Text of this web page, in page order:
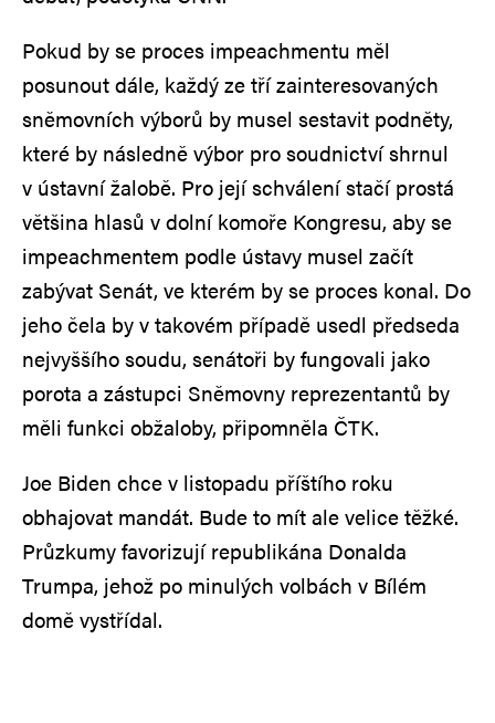
Pokud by se proces impeachmentu měl
posunout dále, každý ze tří zainteresovaných
sněmovních výborů by musel sestavit podněty,
které by následně výbor pro soudnictví shrnul
v ústavní žalobě. Pro její schválení stačí prostá
většina hlasů v dolní komoře Kongresu, aby se
impeachmentem podle ústavy musel začít
zabývat Senát, ve kterém by se proces konal. Do
jeho čela by v takovém případě usedl předseda
nejvyššího soudu, senátoři by fungovali jako
porota a zástupci Sněmovny reprezentantů by
měli funkci obžaloby, připomněla ČTK.
Joe Biden chce v listopadu příštího roku
obhajovat mandát. Bude to mít ale velice těžké.
Průzkumy favorizují republikána Donalda
Trumpa, jehož po minulých volbách v Bílém
domě vystřídal.